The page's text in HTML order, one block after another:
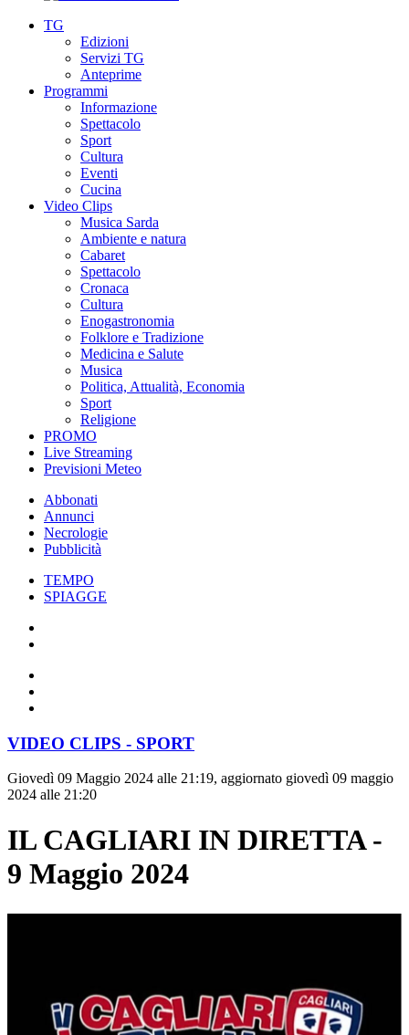
TG
Edizioni
Servizi TG
Anteprime
Programmi
Informazione
Spettacolo
Sport
Cultura
Eventi
Cucina
Video Clips
Musica Sarda
Ambiente e natura
Cabaret
Spettacolo
Cronaca
Cultura
Enogastronomia
Folklore e Tradizione
Medicina e Salute
Musica
Politica, Attualità, Economia
Sport
Religione
PROMO
Live Streaming
Previsioni Meteo
Abbonati
Annunci
Necrologie
Pubblicità
TEMPO
SPIAGGE
VIDEO CLIPS - SPORT
Giovedì 09 Maggio 2024 alle 21:19, aggiornato giovedì 09 maggio
2024 alle 21:20
IL CAGLIARI IN DIRETTA -
9 Maggio 2024